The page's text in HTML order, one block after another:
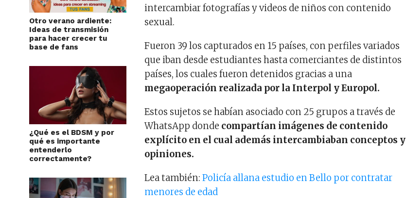
Otro verano ardiente:
Ideas de transmisión
para hacer crecer tu
base de fans
¿Qué es el BDSM y por
qué es importante
entenderlo
correctamente?
intercambiar fotografías y videos de niños con contenido
sexual.
Fueron 39 los capturados en 15 países, con perfiles variados
que iban desde estudiantes hasta comerciantes de distintos
países, los cuales fueron detenidos gracias a una
megaoperación realizada por la Interpol y Europol.
Estos sujetos se habían asociado con 25 grupos a través de
WhatsApp donde compartían imágenes de contenido
explícito en el cual además intercambiaban conceptos y
opiniones.
Lea también:Policía allana estudio en Bello por contratar
menores de edad